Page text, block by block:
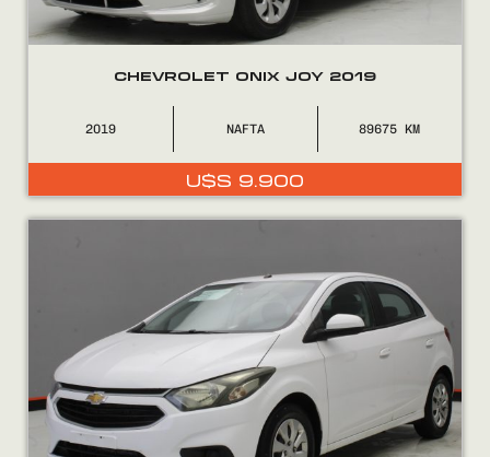
COMPRÁ
CONTACTO
0800 2525
CHEVROLET ONIX JOY 2019
2019 NAFTA 89675
U$S 9.900